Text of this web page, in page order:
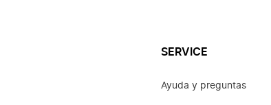
SERVICE
Ayuda y preguntas